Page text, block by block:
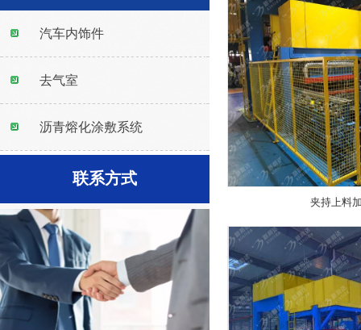
汽车内饰件
去气室
沥青熔化涂敷系统
联系方式
夹持上料